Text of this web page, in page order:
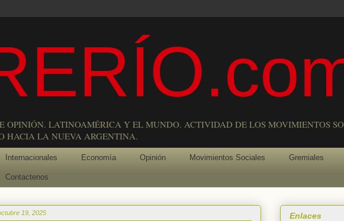
OPINIÓN. LATINOAMÉRICA Y EL MUNDO. ACTIVIDAD DE LOS MOVIMIENTOS
HACIA LA NUEVA ARGENTINA.
Internacionales Economía Opinión Movimientos Sociales Gremiales
Contactenos
19, 2025 Enlaces